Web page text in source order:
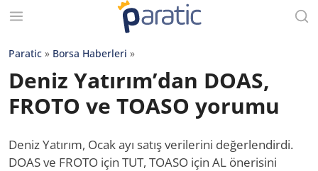
Paratic » Borsa Haberleri »
Deniz Yatırım’dan DOAS,
FROTO ve TOASO yorumu
Deniz Yatırım, Ocak ayı satış verilerini değerlendirdi.
DOAS ve FROTO için TUT, TOASO için AL önerisini